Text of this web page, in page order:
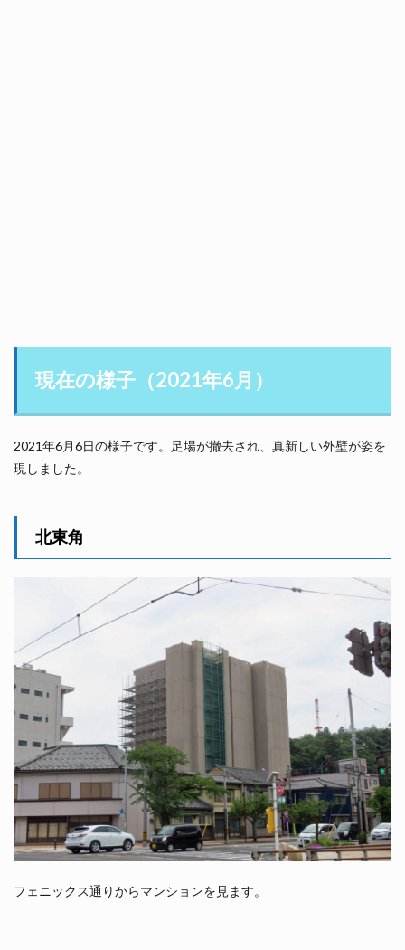
現在の様子（2021年6月）
2021年6月6日の様子です。足場が撤去され、真新しい外壁が姿を
現しました。
北東角
フェニックス通りからマンションを見ます。